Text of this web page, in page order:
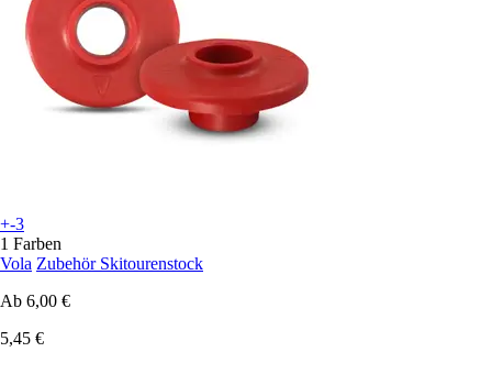
+-3
1 Farben
Vola Zubehör Skitourenstock
Ab 6,00 €
5,45 €